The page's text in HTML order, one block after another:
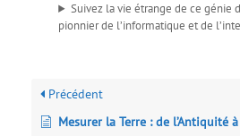
Suivez la vie étrange de ce génie
pionnier de l’informatique et de
Précédent
Mesurer la Terre : de l’Antiquité